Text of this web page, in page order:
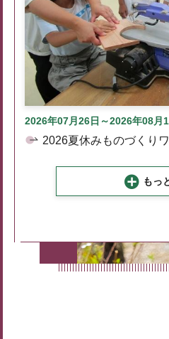
2026年07月26日～2026年08月
2026夏休みものづくり
もっ